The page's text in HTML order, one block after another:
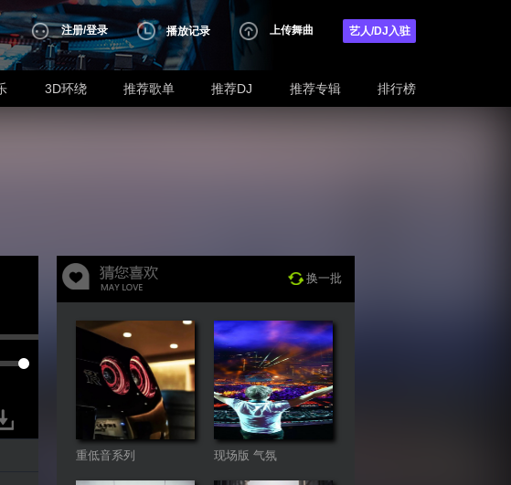
注册/登录 播放记录 上传舞曲 艺人/DJ入驻
3D环绕 推荐歌单 推荐DJ 推荐专辑 排行榜
换一批
重低音系列 现场版 气氛